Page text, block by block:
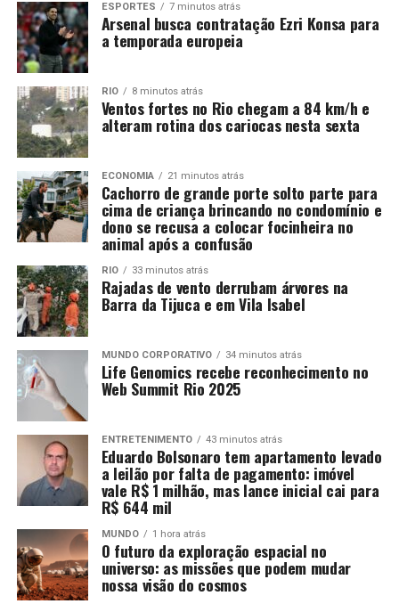
ESPORTES 7 minutos atrás
Arsenal busca contratação Ezri Konsa para
a temporada europeia
RIO 8 minutos atrás
Ventos fortes no Rio chegam a 84 km/h e
alteram rotina dos cariocas nesta sexta
ECONOMIA 21 minutos atrás
Cachorro de grande porte solto parte para
cima de criança brincando no condomínio e
dono se recusa a colocar focinheira no
animal após a confusão
RIO 33 minutos atrás
Rajadas de vento derrubam árvores na
Barra da Tijuca e em Vila Isabel
MUNDO CORPORATIVO 34 minutos atrás
Life Genomics recebe reconhecimento no
Web Summit Rio 2025
ENTRETENIMENTO 43 minutos atrás
Eduardo Bolsonaro tem apartamento levado
a leilão por falta de pagamento: imóvel
vale R$ 1 milhão, mas lance inicial cai para
R$ 644 mil
MUNDO 1 hora atrás
O futuro da exploração espacial no
universo: as missões que podem mudar
nossa visão do cosmos